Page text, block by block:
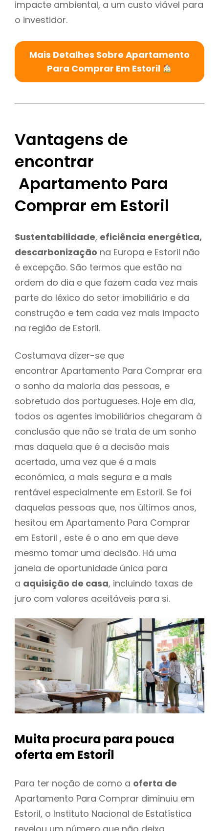
impacte ambiental, a um custo viável para
o investidor.
Mais Detalhes Sobre Apartamento
Para Comprar Em Estoril
Vantagens de
encontrar
Apartamento Para
Comprar em Estoril
Sustentabilidade, eficiência energética,
descarbonização na Europa e Estoril não
é excepção. São termos que estão na
ordem do dia e que fazem cada vez mais
parte do léxico do setor imobiliário e da
construção e tem cada vez mais impacto
na região de Estoril.
Costumava dizer-se que
encontrar Apartamento Para Comprar era
o sonho da maioria das pessoas, e
sobretudo dos portugueses. Hoje em dia,
todos os agentes imobiliários chegaram à
conclusão que não se trata de um sonho
mas daquela que é a decisão mais
acertada, uma vez que é a mais
económica, a mais segura e a mais
rentável especialmente em Estoril. Se foi
daquelas pessoas que, nos últimos anos,
hesitou em Apartamento Para Comprar
em Estoril , este é o ano em que deve
mesmo tomar uma decisão. Há uma
janela de oportunidade única para
a aquisição de casa, incluindo taxas de
juro com valores aceitáveis para si.
Muita procura para pouca
oferta em Estoril
Para ter noção de como a oferta de
Apartamento Para Comprar diminuiu em
Estoril, o Instituto Nacional de Estatística